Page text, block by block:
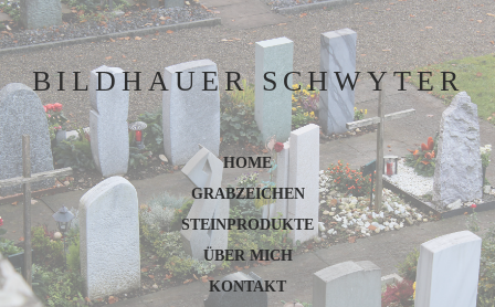
BILDHAUER SCHWYTER
HOME
GRABZEICHEN
STEINPRODUKTE
ÜBER MICH
KONTAKT